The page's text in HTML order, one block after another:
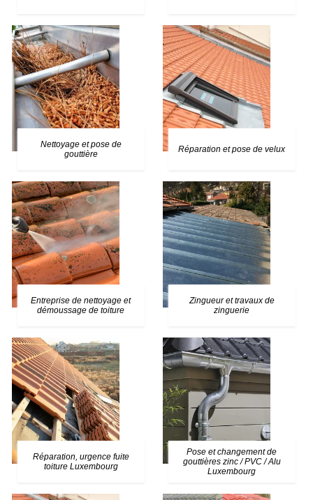
Nettoyage et pose de
gouttière
Réparation et pose de velux
Entreprise de nettoyage et
démoussage de toiture
Zingueur et travaux de
zinguerie
Réparation, urgence fuite
toiture Luxembourg
Pose et changement de
gouttières zinc / PVC / Alu
Luxembourg